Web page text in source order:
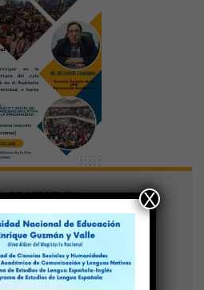
DE APERTURA
Determinante biológico y
educativa en la
X